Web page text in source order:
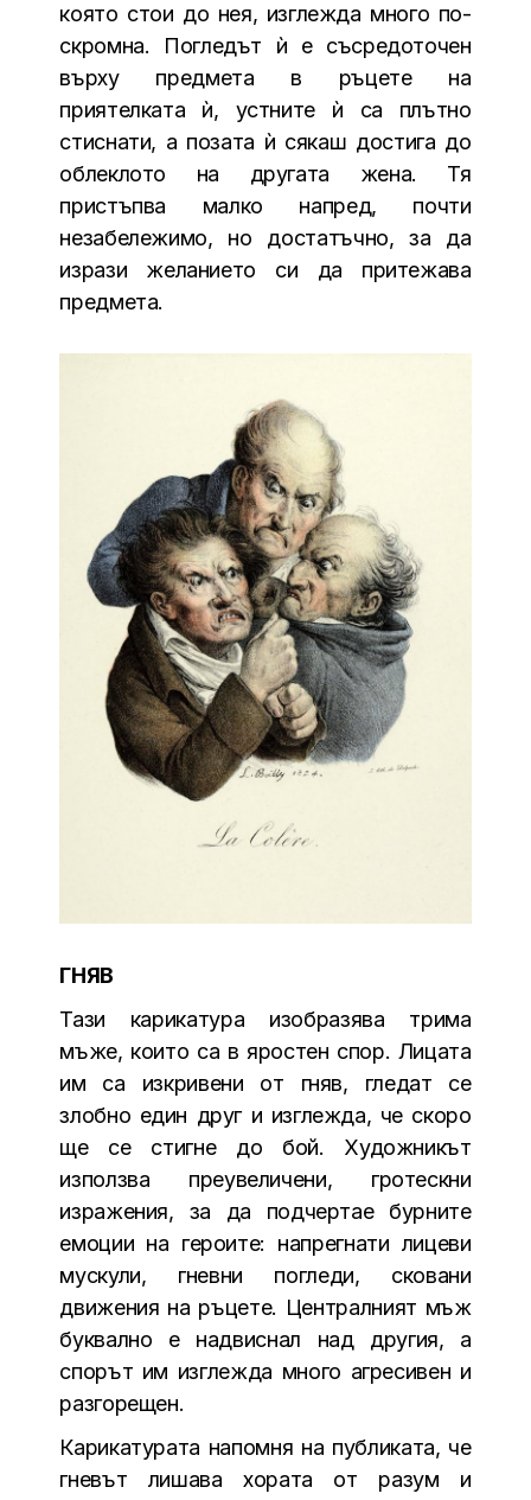
която стои до нея, изглежда много по-
скромна. Погледът ѝ е съсредоточен
върху предмета в ръцете на
приятелката ѝ, устните ѝ са плътно
стиснати, а позата ѝ сякаш достига до
облеклото на другата жена. Тя
пристъпва малко напред, почти
незабележимо, но достатъчно, за да
изрази желанието си да притежава
предмета.
ГНЯВ
Тази карикатура изобразява трима
мъже, които са в яростен спор. Лицата
им са изкривени от гняв, гледат се
злобно един друг и изглежда, че скоро
ще се стигне до бой. Художникът
използва преувеличени, гротескни
изражения, за да подчертае бурните
емоции на героите: напрегнати лицеви
мускули, гневни погледи, сковани
движения на ръцете. Централният мъж
буквално е надвиснал над другия, а
спорът им изглежда много агресивен и
разгорещен.
Карикатурата напомня на публиката, че
гневът лишава хората от разум и